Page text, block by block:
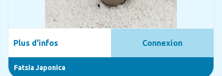
Fatsia Japonica
Plus d'infos Connexion